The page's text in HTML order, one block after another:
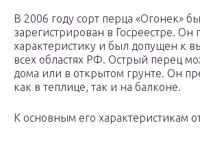
В 2006 году сорт перца «Огонек»
зарегистрирован в Госреестре. Он
характеристику и был допущен к
всех областях РФ. Острый перец
дома или в открытом грунте. Он
как в теплице, так и на балконе.
К основным его характеристикам